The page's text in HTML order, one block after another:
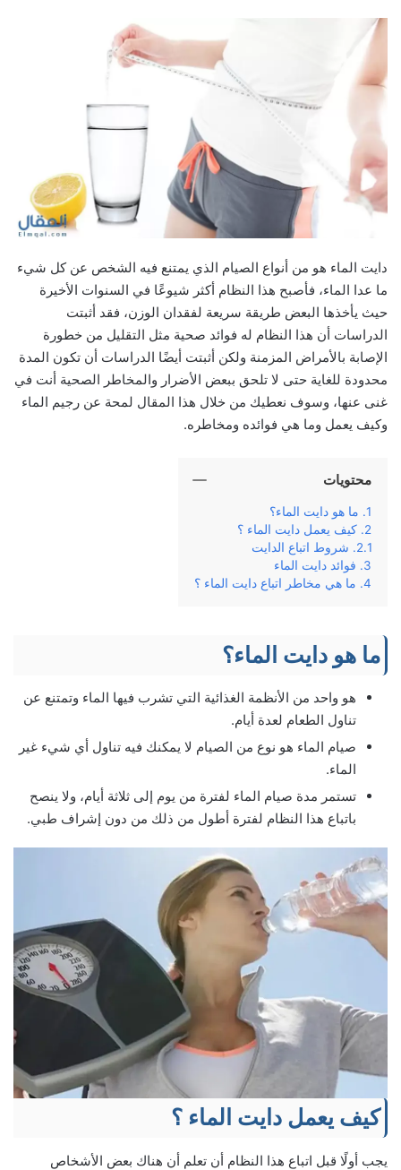
دايت الماء هو من أنواع الصيام الذي يمتنع فيه الشخص عن كل شيء
ما عدا الماء، فأصبح هذا النظام أكثر شيوعًا في السنوات الأخيرة
حيث يأخذها البعض طريقة سريعة لفقدان الوزن، فقد أثبتت
الدراسات أن هذا النظام له فوائد صحية مثل التقليل من خطورة
الإصابة بالأمراض المزمنة ولكن أثبتت أيضًا الدراسات أن تكون المدة
محدودة للغاية حتى لا تلحق ببعض الأضرار والمخاطر الصحية أنت في
غنى عنها، وسوف نعطيك من خلال هذا المقال لمحة عن رجيم الماء
وكيف يعمل وما هي فوائده ومخاطره.
محتويات
ما هو دايت الماء؟
كيف يعمل دايت الماء ؟
شروط اتباع الدايت
فوائد دايت الماء
ما هي مخاطر اتباع دايت الماء ؟
ما هو دايت الماء؟
هو واحد من الأنظمة الغذائية التي تشرب فيها الماء وتمتنع عن
تناول الطعام لعدة أيام.
صيام الماء هو نوع من الصيام لا يمكنك فيه تناول أي شيء غير
الماء.
تستمر مدة صيام الماء لفترة من يوم إلى ثلاثة أيام، ولا ينصح
باتباع هذا النظام لفترة أطول من ذلك من دون إشراف طبي.
كيف يعمل دايت الماء ؟
يجب أولًا قبل اتباع هذا النظام أن تعلم أن هناك بعض الأشخاص